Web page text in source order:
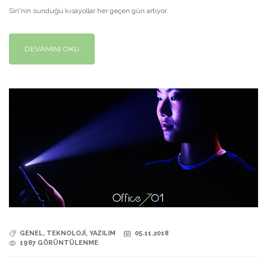
Siri'nin sunduğu kısayollar her geçen gün artıyor.
DEVAMINI OKU
GENEL, TEKNOLOJİ, YAZILIM
05.11.2018
1987 GÖRÜNTÜLENME